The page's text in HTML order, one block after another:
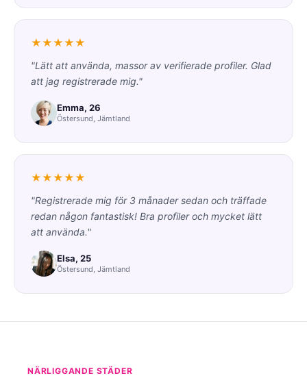
★★★★★
"Lätt att använda, massor av verifierade profiler. Glad
att jag registrerade mig."
Emma, 26
Östersund, Jämtland
★★★★★
"Registrerade mig för 3 månader sedan och träffade
redan någon fantastisk! Bra profiler och mycket lätt
att använda."
Elsa, 25
Östersund, Jämtland
NÄRLIGGANDE STÄDER